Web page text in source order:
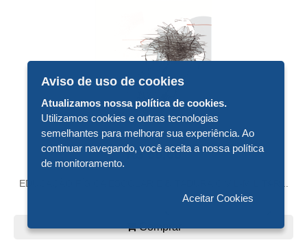
R$ 50,00
EDUCAÇÃO FÍSICA ESCOLAR E DITADURA CIVIL-MILITAR...
Comprar
Aviso de uso de cookies
Atualizamos nossa política de cookies.
Utilizamos cookies e outras tecnologias
semelhantes para melhorar sua experiência. Ao
continuar navegando, você aceita a nossa política
de monitoramento.
Aceitar Cookies